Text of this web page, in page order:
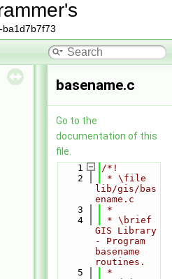
basename.c
Go to the
documentation of this
file.
    1
/*!
    2
* \file
lib/gis/bas
ename.c
    3
*
    4
* \brief
GIS Library
- Program
basename
routines.
    5
*